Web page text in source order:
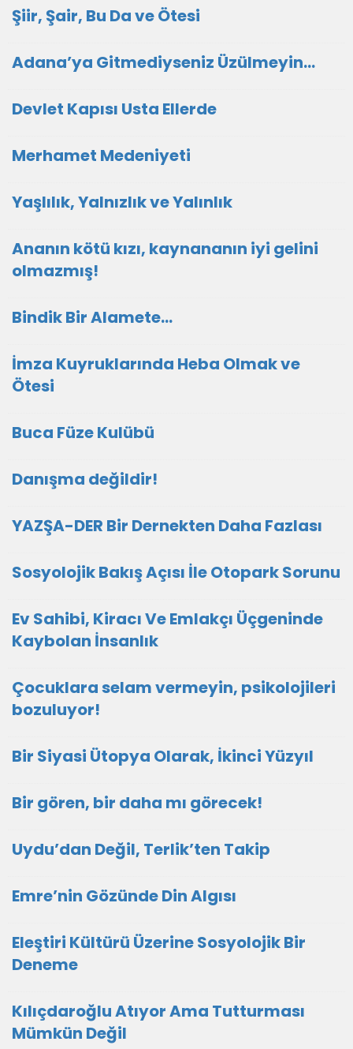
Şiir, Şair, Bu Da ve Ötesi
Adana’ya Gitmediyseniz Üzülmeyin…
Devlet Kapısı Usta Ellerde
Merhamet Medeniyeti
Yaşlılık, Yalnızlık ve Yalınlık
Ananın kötü kızı, kaynananın iyi gelini
olmazmış!
Bindik Bir Alamete...
İmza Kuyruklarında Heba Olmak ve
Ötesi
Buca Füze Kulübü
Danışma değildir!
YAZŞA-DER Bir Dernekten Daha Fazlası
Sosyolojik Bakış Açısı İle Otopark Sorunu
Ev Sahibi, Kiracı Ve Emlakçı Üçgeninde
Kaybolan İnsanlık
Çocuklara selam vermeyin, psikolojileri
bozuluyor!
Bir Siyasi Ütopya Olarak, İkinci Yüzyıl
Bir gören, bir daha mı görecek!
Uydu’dan Değil, Terlik’ten Takip
Emre’nin Gözünde Din Algısı
Eleştiri Kültürü Üzerine Sosyolojik Bir
Deneme
Kılıçdaroğlu Atıyor Ama Tutturması
Mümkün Değil